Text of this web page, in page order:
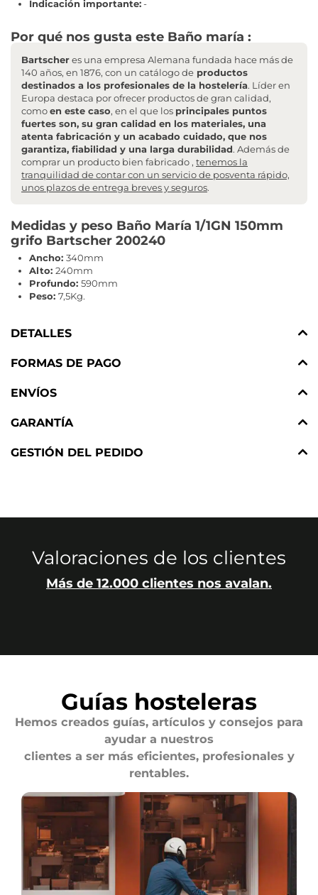
Indicación importante:-
Por qué nos gusta este Baño maría :
Bartscheres una empresa Alemana fundada hace más de
140 años, en 1876, con un catálogo de productos
destinados a los profesionales de la hostelería. Líder en
Europa destaca por ofrecer productos de gran calidad,
comoen este caso, en el que los principales puntos
fuertes son, su gran calidad en los materiales, una
atenta fabricación y un acabado cuidado, que nos
garantiza, fiabilidad y una larga durabilidad. Además de
comprar un producto bien fabricado , tenemos la
tranquilidad de contar con un servicio de posventa rápido,
unos plazos de entrega breves y seguros.
Medidas y peso Baño María 1/1GN 150mm
grifo Bartscher 200240
Ancho: 340mm
Alto: 240mm
Profundo: 590mm
Peso: 7,5Kg.
DETALLES
FORMAS DE PAGO
ENVÍOS
GARANTÍA
GESTIÓN DEL PEDIDO
Valoraciones de los clientes
Más de 12.000 clientes nos avalan.
Guías hosteleras
Hemos creados guías, artículos y consejos para
ayudar a nuestros
clientes a ser más eficientes, profesionales y
rentables.